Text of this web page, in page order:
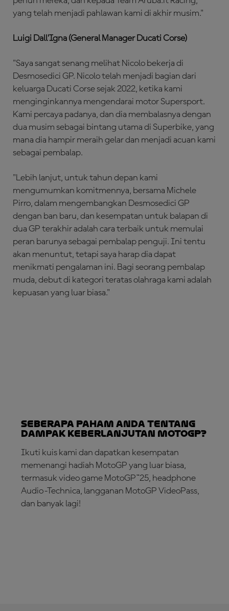
yang telah menjadi pahlawan kami di akhir musim."
Luigi Dall’Igna (General Manager Ducati Corse)
"Saya sangat senang melihat Nicolo bekerja di
Desmosedici GP. Nicolo telah menjadi bagian dari
keluarga Ducati Corse sejak 2022, ketika kami
menginginkannya mengendarai motor Supersport.
Kami percaya padanya, dan dia membalasnya dengan
dua musim sebagai bintang utama di Superbike, yang
mana dia hampir meraih gelar dan menjadi acuan kami
sebagai pembalap.
"Lebih lanjut, untuk tahun depan kami
mengumumkan komitmennya, bersama Michele
Pirro, dalam mengembangkan Desmosedici GP
dengan ban baru, dan kesempatan untuk balapan di
dua GP terakhir adalah cara terbaik untuk memulai
peran barunya sebagai pembalap penguji. Ini tentu
akan menuntut, tetapi saya harap dia dapat
menikmati pengalaman ini. Bagi seorang pembalap
muda, debut di kategori teratas olahraga kami adalah
kepuasan yang luar biasa."
Seberapa Paham Anda tentang
Dampak Keberlanjutan MotoGP?
Ikuti kuis kami dan dapatkan kesempatan
memenangi hadiah MotoGP yang luar biasa,
termasuk video game MotoGP™25, headphone
Audio-Technica, langganan MotoGP VideoPass,
dan banyak lagi!